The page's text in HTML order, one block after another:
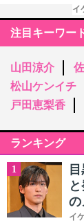
イ
注目キーワー
山田涼介
松山ケンイチ
戸田恵梨香
ランキング
1
の
イ